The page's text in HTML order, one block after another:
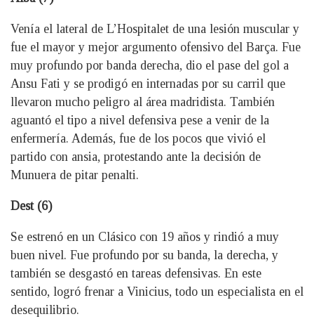
Venía el lateral de L’Hospitalet de una lesión muscular y
fue el mayor y mejor argumento ofensivo del Barça. Fue
muy profundo por banda derecha, dio el pase del gol a
Ansu Fati y se prodigó en internadas por su carril que
llevaron mucho peligro al área madridista. También
aguantó el tipo a nivel defensiva pese a venir de la
enfermería. Además, fue de los pocos que vivió el
partido con ansia, protestando ante la decisión de
Munuera de pitar penalti.
Dest (6)
Se estrenó en un Clásico con 19 años y rindió a muy
buen nivel. Fue profundo por su banda, la derecha, y
también se desgastó en tareas defensivas. En este
sentido, logró frenar a Vinicius, todo un especialista en el
desequilibrio.